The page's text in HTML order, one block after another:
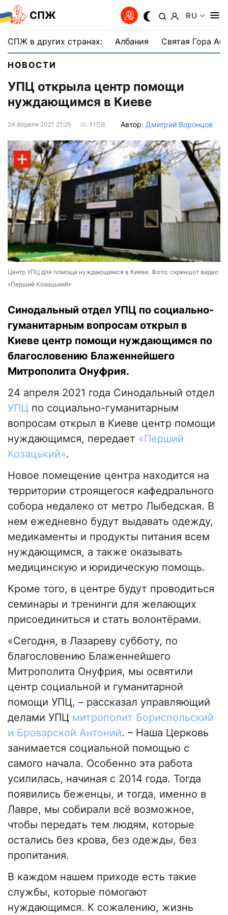
СПЖ RU
СПЖ в других странах: Албания Святая Гора
НОВОСТИ
УПЦ открыла центр помощи
нуждающимся в Киеве
24 Апреля 2021 21:25 1158 Автор: Дмитрий Воронцов
Центр УПЦ для помощи нуждающимся в Киеве. Фото: скриншот видео
«Перший Козацький»
Синодальный отдел УПЦ по социально-
гуманитарным вопросам открыл в
Киеве центр помощи нуждающимся по
благословению Блаженнейшего
Митрополита Онуфрия.
24 апреля 2021 года Синодальный отдел
УПЦ по социально-гуманитарным
вопросам открыл в Киеве центр помощи
нуждающимся, передает «Перший
Козацький».
Новое помещение центра находится на
территории строящегося кафедрального
собора недалеко от метро Лыбедская. В
нем ежедневно будут выдавать одежду,
медикаменты и продукты питания всем
нуждающимся, а также оказывать
медицинскую и юридическую помощь.
Кроме того, в центре будут проводиться
семинары и тренинги для желающих
присоединиться и стать волонтёрами.
«Сегодня, в Лазареву субботу, по
благословению Блаженнейшего
Митрополита Онуфрия, мы освятили
центр социальной и гуманитарной
помощи УПЦ, – рассказал управляющий
делами УПЦ митрополит Бориспольский
и Броварской Антоний. – Наша Церковь
занимается социальной помощью с
самого начала. Особенно эта работа
усилилась, начиная с 2014 года. Тогда
появились беженцы, и тогда, именно в
Лавре, мы собирали всё возможное,
чтобы передать тем людям, которые
остались без крова, без одежды, без
пропитания.
В каждом нашем приходе есть такие
службы, которые помогают
нуждающимся. К сожалению, жизнь